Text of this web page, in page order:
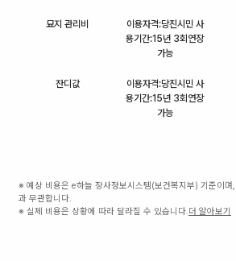
묘지 관리비
이용자격:당진시민 사
용기간:15년 3회연장
가능
잔디값
이용자격:당진시민 사
용기간:15년 3회연장
가능
※ 예상 비용은 e하늘 장사정보시스템(보건복지부) 기준이
과 무관합니다.
※ 실제 비용은 상황에 따라 달라질 수 있습니다.더 알아보기